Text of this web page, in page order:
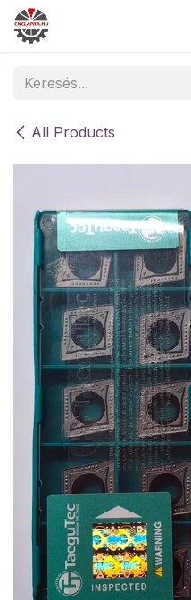
Skip to Content
All Products